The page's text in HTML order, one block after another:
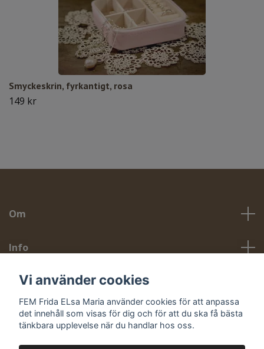
Smyckeskrin, fyrkantigt, rosa
149 kr
Om
Info
Sociala medier
Vi använder cookies
FEM Frida ELsa Maria använder cookies för att anpassa
det innehåll som visas för dig och för att du ska få bästa
tänkbara upplevelse när du handlar hos oss.